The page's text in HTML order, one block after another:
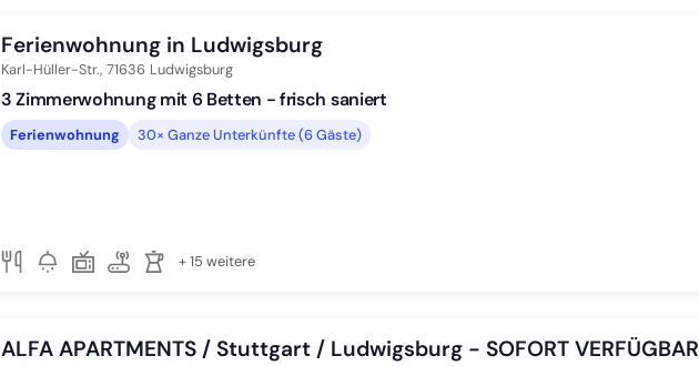
Ferienwohnung in Ludwigsburg
Karl-Hüller-Str., 71636 Ludwigsburg
3 Zimmerwohnung mit 6 Betten - frisch saniert
Ferienwohnung 30× Ganze Unterkünfte (6 Gäste)
+ 15 weitere
ALFA APARTMENTS / Stuttgart / Ludwigsburg - SOFORT VERFÜGBAR